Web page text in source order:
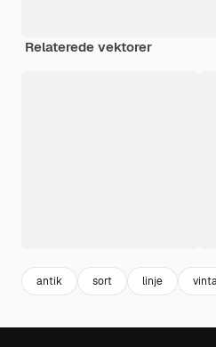
Relaterede vektorer
antik sort linje